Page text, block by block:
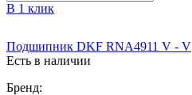
В 1 клик
Подшипник DKF RNA4911 V - V
Есть в наличии
Бренд: